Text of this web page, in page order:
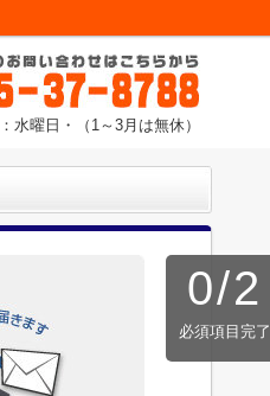
水曜日・（1～3月は無休）
0/2
必須項目完了